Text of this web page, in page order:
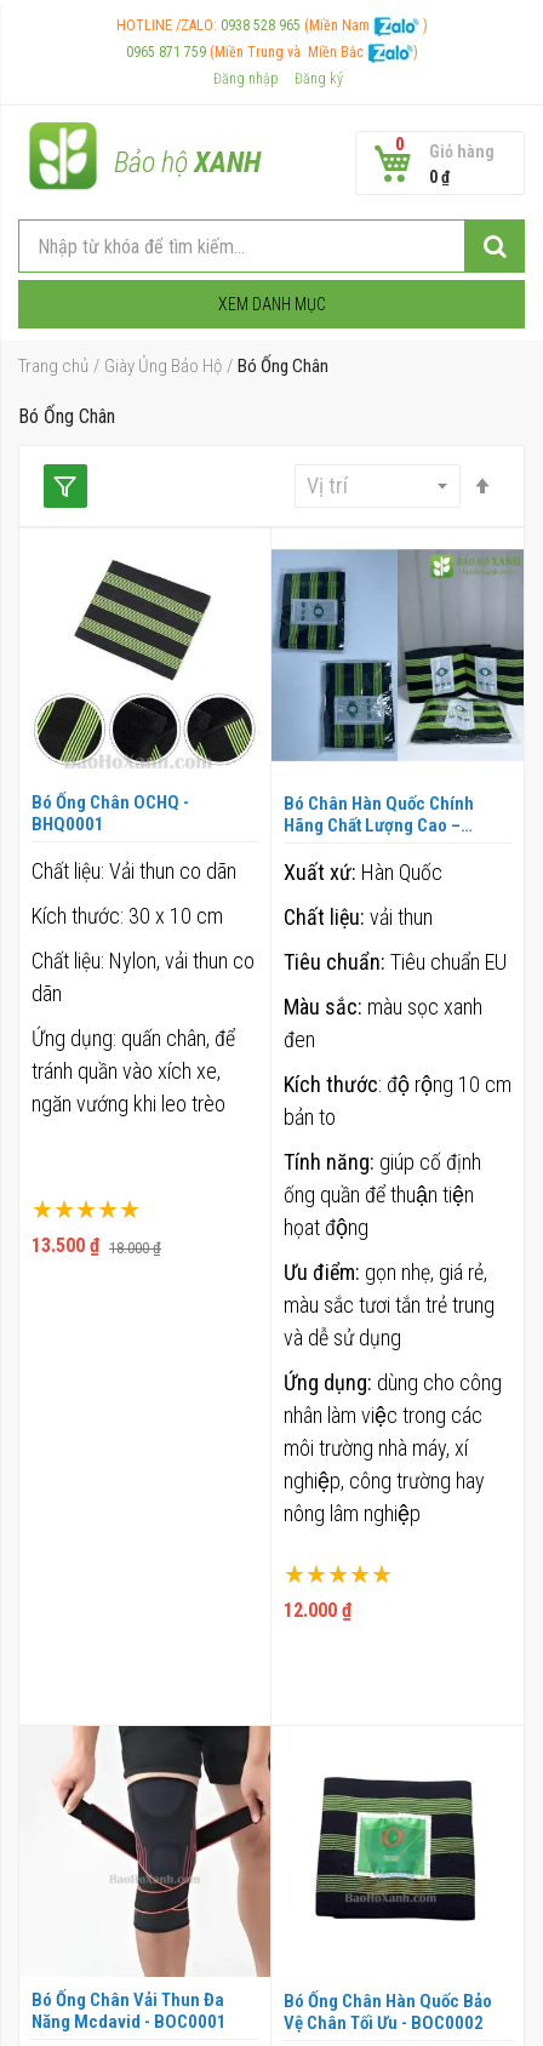
HOTLINE /ZALO: 0938 528 965 (Miền Nam
)
0965 871 759 (Miền Trung và Miền Bắc
)
Đăng nhập
Đăng ký
Bảo hộXANH
XEM DANH MỤC
Giỏ hàng
0
0 ₫
Trang chủ Giày Ủng Bảo Hộ Bó Ống Chân
Bó Ống Chân
theo
dần
Bó Ống Chân OCHQ -
BHQ0001
Xếp hạng:
100%
13.500 ₫ 18.000 ₫
Chất liệu: Vải thun co dãn
Kích thước: 30 x 10 cm
Chất liệu: Nylon, vải thun co
dãn
Ứng dụng: quấn chân, để
tránh quần vào xích xe,
ngăn vướng khi leo trèo
Bó Chân Hàn Quốc Chính
Hãng Chất Lượng Cao –
Xếp hạng:
100%
12.000 ₫
Xuất xứ: Hàn Quốc
Chất liệu: vải thun
Tiêu chuẩn: Tiêu chuẩn EU
Màu sắc: màu sọc xanh
đen
Kích thước: độ rộng 10 cm
bản to
Tính năng: giúp cố định
ống quần để thuận tiện
họat động
Ưu điểm: gọn nhẹ, giá rẻ,
màu sắc tươi tắn trẻ trung
và dễ sử dụng
Ứng dụng: dùng cho công
nhân làm việc trong các
môi trường nhà máy, xí
nghiệp, công trường hay
nông lâm nghiệp
Bó Ống Chân Vải Thun Đa
Năng Mcdavid - BOC0001
Bó Ống Chân Hàn Quốc Bảo
Vệ Chân Tối Ưu - BOC0002